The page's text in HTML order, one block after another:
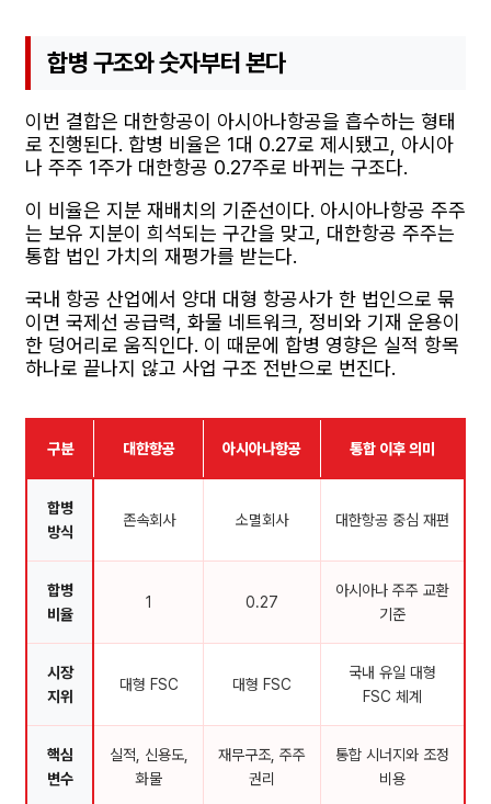
합병 구조와 숫자부터 본다
이번 결합은 대한항공이 아시아나항공을 흡수하는 형태
로 진행된다. 합병 비율은 1대 0.27로 제시됐고, 아시아
나 주주 1주가 대한항공 0.27주로 바뀌는 구조다.
이 비율은 지분 재배치의 기준선이다. 아시아나항공 주주
는 보유 지분이 희석되는 구간을 맞고, 대한항공 주주는
통합 법인 가치의 재평가를 받는다.
국내 항공 산업에서 양대 대형 항공사가 한 법인으로 묶
이면 국제선 공급력, 화물 네트워크, 정비와 기재 운용이
한 덩어리로 움직인다. 이 때문에 합병 영향은 실적 항목
하나로 끝나지 않고 사업 구조 전반으로 번진다.
구분 대한항공 아시아나항공 통합 이후 의미
합병
방식
존속회사 소멸회사 대한항공 중심 재편
합병
비율
1 0.27
아시아나 주주 교환
기준
시장
지위
대형 FSC 대형 FSC
국내 유일 대형
FSC 체계
핵심
변수
실적, 신용도,
화물
재무구조, 주주
권리
통합 시너지와 조정
비용